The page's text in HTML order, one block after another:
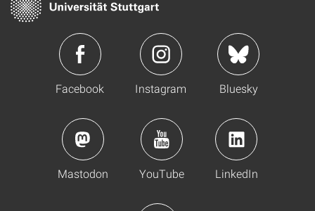
Facebook Instagram Bluesky
Mastodon YouTube LinkedIn